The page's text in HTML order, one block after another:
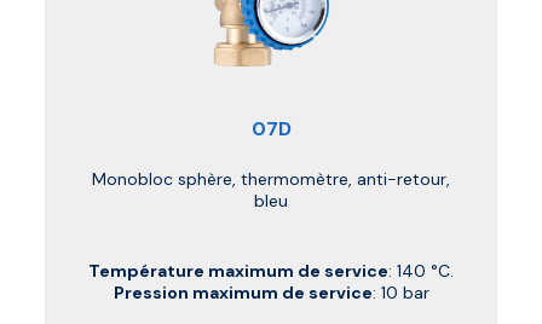
07D
Monobloc sphère, thermomètre, anti-retour,
bleu
Température maximum de service: 140 °C.
Pression maximum de service: 10 bar